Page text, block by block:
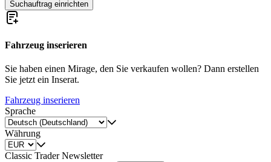
Suchauftrag einrichten
Fahrzeug inserieren
Sie haben einen Mirage, den Sie verkaufen wollen? Dann erstellen
Sie jetzt ein Inserat.
Fahrzeug inserieren
Sprache
Währung
Classic Trader Newsletter